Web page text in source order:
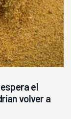
el
volver a